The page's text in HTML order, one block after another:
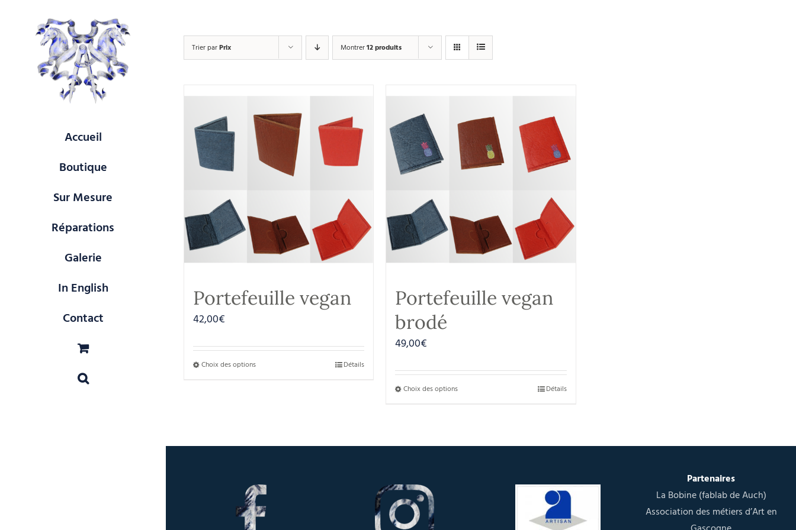
Accueil
Boutique
Sur Mesure
Réparations
Galerie
In English
Contact
Trier parPrix Montrer12 produits
Portefeuille vegan
42,00€
Choix des options Détails
Portefeuille vegan
brodé
49,00€
Choix des options Détails
Partenaires
La Bobine (fablab de Auch)
Association des métiers d’Art en